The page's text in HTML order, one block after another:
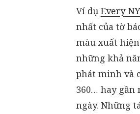
Ví dụ Every
nhất của tờ
màu xuất
những khả
phát minh và
360… hay gần
ngày. Những